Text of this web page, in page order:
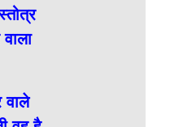
वाले